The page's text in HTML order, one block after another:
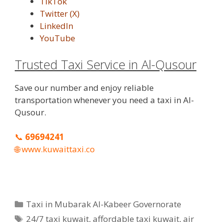
Twitter (X)
LinkedIn
YouTube
Trusted Taxi Service in Al-Qusour
Save our number and enjoy reliable
transportation whenever you need a taxi in Al-
Qusour.
📞 69694241
🌐www.kuwaittaxi.co
Categories
Taxi in Mubarak Al-Kabeer Governorate
Tags
24/7 taxi kuwait,affordable taxi kuwait,air